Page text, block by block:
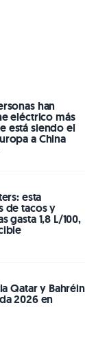
han
eléctrico más
está siendo el
a China
esta
de tacos y
gasta 1,8 L/100,
Qatar y Bahréin
2026 en